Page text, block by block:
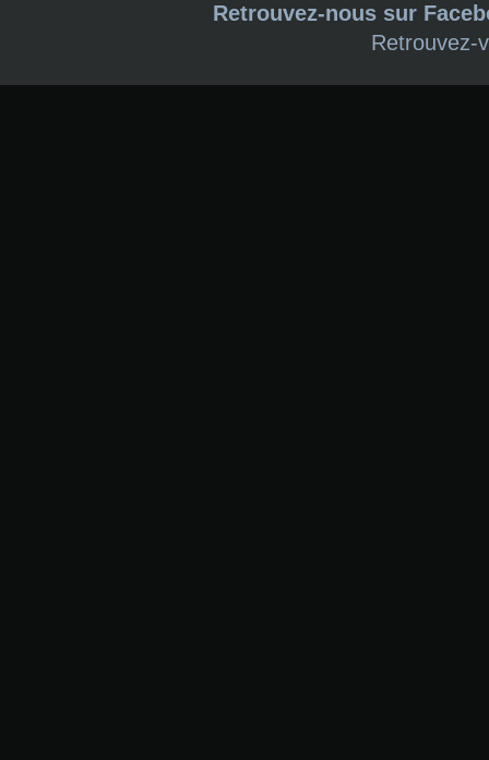
Retrouvez-nous sur
Retrouvez-